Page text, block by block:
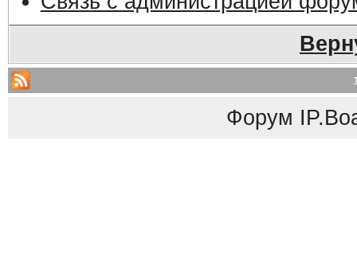
Форум